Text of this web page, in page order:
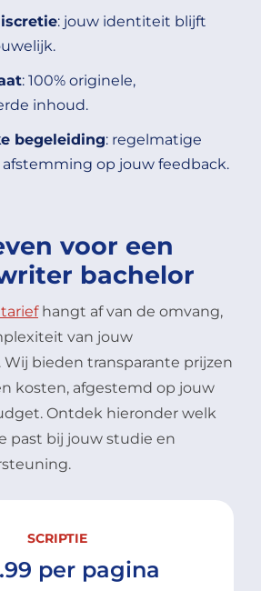
: jouw identiteit blijft
: 100% originele,
inhoud.
begeleiding: regelmatige
op jouw feedback.
voor een
bachelor
hangt af van de omvang,
van jouw
Wij bieden transparante prijzen
kosten, afgestemd op jouw
Ontdek hieronder welk
past bij jouw studie en
SCRIPTIE
per pagina